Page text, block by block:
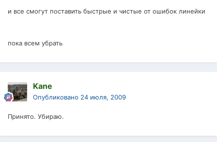
и все смогут поставить быстрые и чистые от ошибок линейки
пока всем убрать
Kane
Опубликовано 24 июля, 2009
Принято. Убираю.